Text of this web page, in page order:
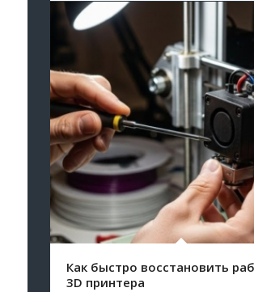
Как быстро восстановить
3D принтера